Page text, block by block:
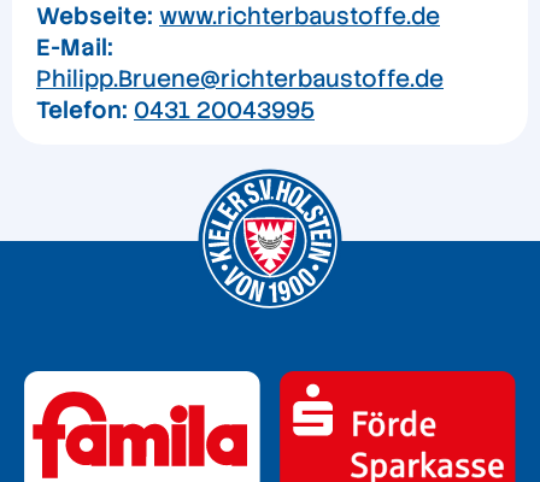
Webseite: www.richterbaustoffe.de
E-Mail:
Philipp.Bruene@richterbaustoffe.de
Telefon: 0431 20043995